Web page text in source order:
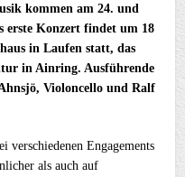
kommen am 24. und
erste Konzert findet um 18
in Laufen statt, das
in Ainring. Ausführende
Violoncello und Ralf
verschiedenen Engagements
als auch auf